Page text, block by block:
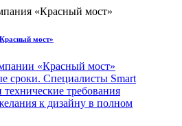
мост»
«Красный мост»
сроки. Специалисты Smart
требования
к дизайну в полном